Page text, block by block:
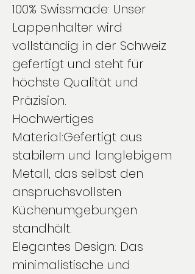
100% Swissmade: Unser
Lappenhalter wird
vollständig in der Schweiz
gefertigt und steht für
höchste Qualität und
Präzision.
Hochwertiges
Material:Gefertigt aus
stabilem und langlebigem
Metall, das selbst den
anspruchsvollsten
Küchenumgebungen
standhält.
Elegantes Design: Das
minimalistische und